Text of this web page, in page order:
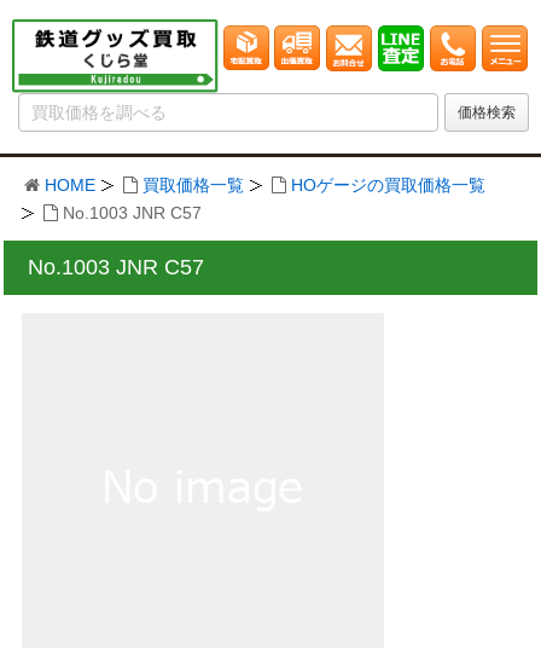
HOME 買取価格一覧
HOゲージの買取価格一覧
No.1003 JNR C57
No.1003 JNR C57